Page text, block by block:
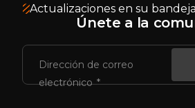
Actualizaciones en su
Únete a la
Dirección de correo
electrónico